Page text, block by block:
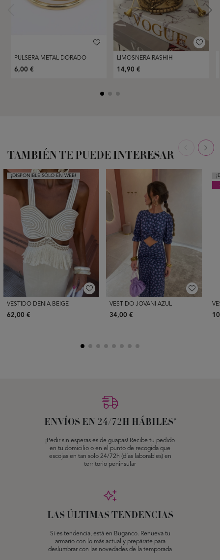
PULSERA METAL DORADO
6,00 €
LIMOSNERA RASHIH
14,90 €
TAMBIÉN TE PUEDE INTERESAR
¡DISPONIBLE SÓLO EN WEB!
VESTIDO DENIA BEIGE
62,00 €
VESTIDO JOVANI AZUL
34,00 €
ENVÍOS EN 24/72H HÁBILES*
¡Pedir sin esperas es de guapas! Recibe tu pedido
en tu domicilio o en el punto de recogida que
escojas en tan solo 24/72h (días laborables) en
territorio peninsular
LAS ÚLTIMAS TENDENCIAS
Si es tendencia, está en Buganco. Renueva tu
armario con lo más actual y prepárate para
deslumbrar con las novedades de la temporada